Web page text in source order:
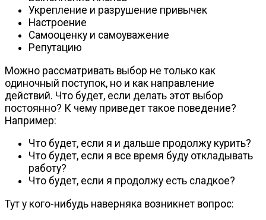
Укрепление и разрушение привычек
Настроение
Самооценку и самоуважение
Репутацию
Можно рассматривать выбор не только как
одиночный поступок, но и как направление
действий. Что будет, если делать этот выбор
постоянно? К чему приведет такое поведение?
Например:
Что будет, если я и дальше продолжу курить?
Что будет, если я все время буду откладывать
работу?
Что будет, если я продолжу есть сладкое?
Тут у кого-нибудь наверняка возникнет вопрос: